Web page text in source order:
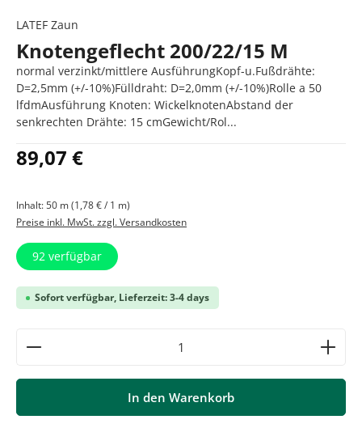
LATEF Zaun
Knotengeflecht 200/22/15 M
normal verzinkt/mittlere AusführungKopf-u.Fußdrähte:
D=2,5mm (+/-10%)Fülldraht: D=2,0mm (+/-10%)Rolle a 50
lfdmAusführung Knoten: WickelknotenAbstand der
senkrechten Drähte: 15 cmGewicht/Rol...
Regulärer Preis:
89,07 €
Inhalt:50 m(1,78 € / 1 m)
Preise inkl. MwSt. zzgl. Versandkosten
92 verfügbar
Sofort verfügbar, Lieferzeit: 3-4 days
Produkt Anzahl: Gib den gewünschten Wert ein
In den Warenkorb